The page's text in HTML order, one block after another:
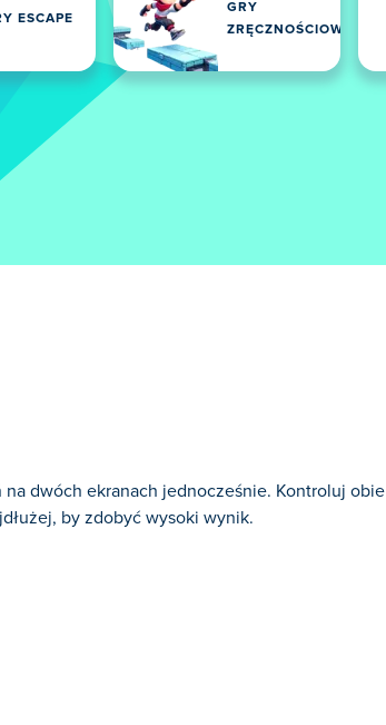
ESCAPE
GRY
ZRĘCZNOŚCIOWE
dwóch ekranach jednocześnie. Kontroluj obie
by zdobyć wysoki wynik.
kategorii: Gry Zręcznościowe.